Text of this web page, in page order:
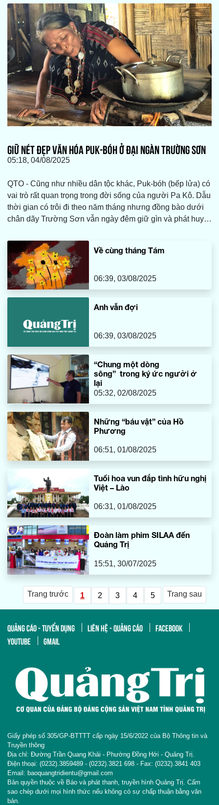
GIỮ NÉT ĐẸP VĂN HÓA PUK-BÓH Ở ĐẠI NGÀN TRƯỜNG SƠN
05:18, 04/08/2025
QTO - Cũng như nhiều dân tộc khác, Puk-bóh (bếp lửa) có
vai trò rất quan trọng trong đời sống của người Pa Kô. Dẫu
thời gian có trôi đi theo năm tháng nhưng đồng bào dưới
chân dãy Trường Sơn vẫn ngày đêm giữ gìn và phát huy
thương mà cha ông dày công vun đắp qua bao đời…
Về cùng tháng Tám
06:39, 03/08/2025
Anh vẫn đợi
06:39, 03/08/2025
“Chung một dòng
sông” trong ký ức người ở
lại
05:32, 02/08/2025
Những “báu vật” của Hồ
Phương
06:51, 01/08/2025
Tuổi hoa vun đắp tình hữu nghị
Việt – Lào
06:31, 01/08/2025
Đoàn làm phim SILAA đến
Quảng Trị
15:51, 30/07/2025
Trang trước 1 2 3 4 5 Trang sau
QUẢNG CÁO - TUYỂN DỤNG LIÊN HỆ - QUẢNG CÁO
FACEBOOK
YOUTUBE
GMAIL
Giấy phép số 305/GP-BTTTT cấp ngày 15/6/2022 của Bộ Thông tin và
Truyền thông
Địa chỉ: Đường Trần Quang Khải - Phường Đồng Hới - Quảng Trị.
Điện thoại: (0232).3859489 - (0232).3821 698 - Fax: (0232).3841 403
Email: baoquangtridientu@gmail.com
Bản quyền thuộc về Báo và phát thanh, truyền hình Quảng Trị. Cấm
sao chép dưới mọi hình thức nếu không có sự chấp thuận bằng văn
bản.